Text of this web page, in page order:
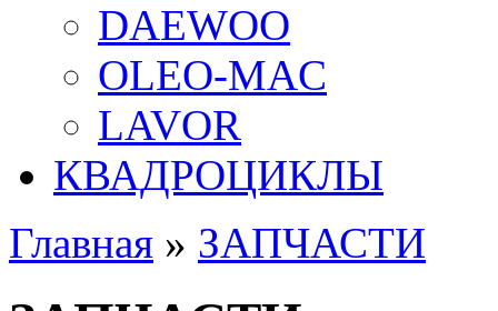
DAEWOO
OLEO-MAC
LAVOR
КВАДРОЦИКЛЫ
Главная » ЗАПЧАСТИ